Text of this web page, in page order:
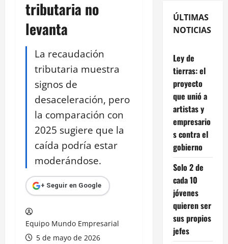
tributaria no
levanta
La recaudación
tributaria muestra
signos de
desaceleración, pero
la comparación con
2025 sugiere que la
caída podría estar
moderándose.
+ Seguir en Google
Equipo Mundo Empresarial
5 de mayo de 2026
ÚLTIMAS
NOTICIAS
Ley de
tierras: el
proyecto
que unió a
artistas y
empresario
s contra el
gobierno
Solo 2 de
cada 10
jóvenes
quieren ser
sus propios
jefes